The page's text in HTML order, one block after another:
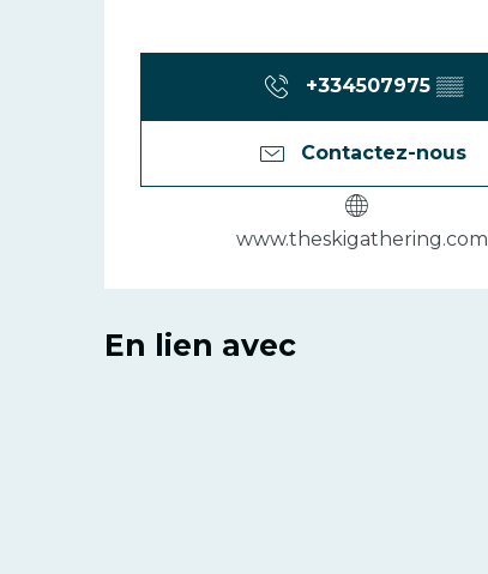
+334507975 ▒▒
Contactez-nous
www.theskigathering.com
En lien avec